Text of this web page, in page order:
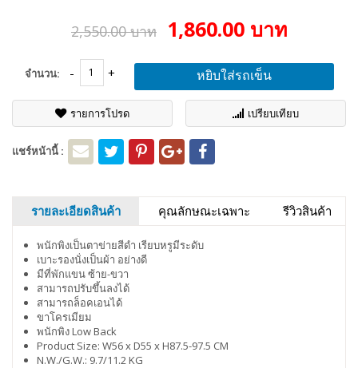
2,550.00 บาท 1,860.00 บาท
จำนวน: หยิบใส่รถเข็น
รายการโปรด เปรียบเทียบ
แชร์หน้านี้ :
รายละเอียดสินค้า คุณลักษณะเฉพาะ รีวิวสินค้า
พนักพิงเป็นตาข่ายสีดำ เรียบหรูมีระดับ
เบาะรองนั่งเป็นผ้า อย่างดี
มีที่พักแขน ซ้าย-ขวา
สามารถปรับขึ้นลงได้
สามารถล็อคเอนได้
ขาโครเมียม
พนักพิง Low Back
Product Size: W56 x D55 x H87.5-97.5 CM
N.W./G.W.: 9.7/11.2 KG